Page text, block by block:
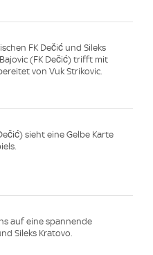
FK Dečić und Sileks
(FK Dečić) trifft mit
von Vuk Strikovic.
sieht eine Gelbe Karte
auf eine spannende
Sileks Kratovo.